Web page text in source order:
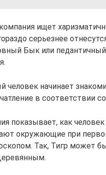
ищет
серьезнее
Бык или
человек начинает
в соответствии
показывает, как
окружающие при
Так, Тигр может